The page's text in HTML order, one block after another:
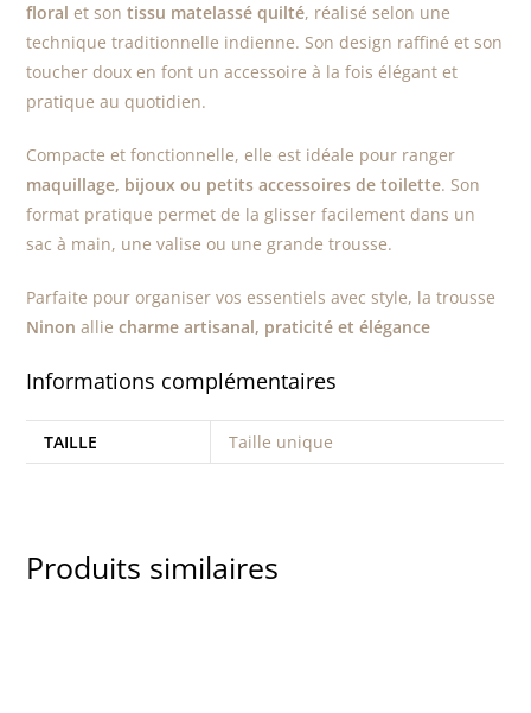
floral et sontissu matelassé quilté, réalisé selon une
technique traditionnelle indienne. Son design raffiné et son
toucher doux en font un accessoire à la fois élégant et
pratique au quotidien.
Compacte et fonctionnelle, elle est idéale pour ranger
maquillage, bijoux ou petits accessoires de toilette. Son
format pratique permet de la glisser facilement dans un
sac à main, une valise ou une grande trousse.
Parfaite pour organiser vos essentiels avec style, la trousse
Ninon alliecharme artisanal, praticité et élégance
Informations complémentaires
TAILLE Taille unique
Produits similaires